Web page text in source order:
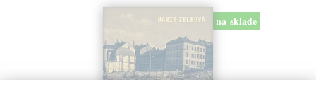
na sklade